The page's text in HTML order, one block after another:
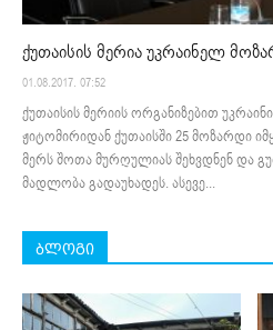
ქუთაისის მერია უკრაინელ
01.08.2017. 07:52
ქუთაისის მერიის ორგანიზებით
ჟიტომირიდან ქუთაისში 25 მოზარდი
მერს შოთა მურღულიას შეხვდნენ და
მადლობა გადაუხადეს. ასევე...
ბლოგი